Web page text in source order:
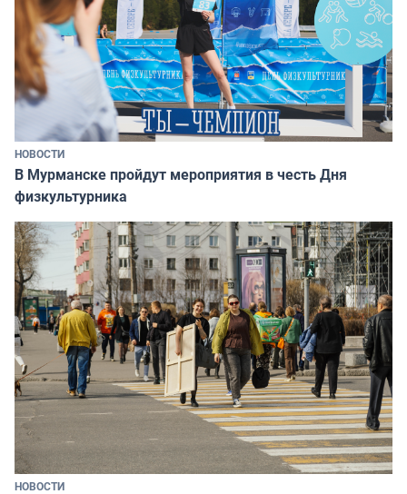
НОВОСТИ
В Мурманске пройдут мероприятия в честь Дня
физкультурника
НОВОСТИ